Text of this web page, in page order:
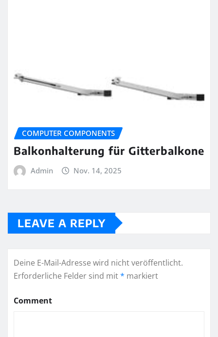
COMPUTER COMPONENTS
Balkonhalterung für Gitterbalkone
Admin Nov. 14, 2025
LEAVE A REPLY
Deine E-Mail-Adresse wird nicht veröffentlicht.
Erforderliche Felder sind mit* markiert
Comment